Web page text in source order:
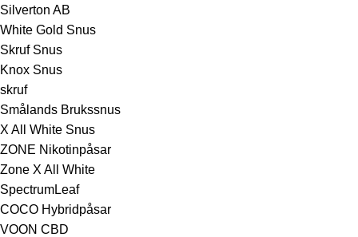
Silverton AB
White Gold Snus
Skruf Snus
Knox Snus
skruf
Smålands Brukssnus
X All White Snus
ZONE Nikotinpåsar
Zone X All White
SpectrumLeaf
COCO Hybridpåsar
VOON CBD